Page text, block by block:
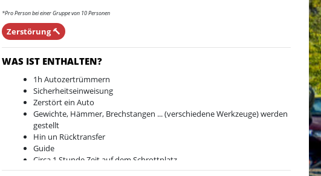
*Pro Person bei einer Gruppe von 10 Personen
Zerstörung 🔨
WAS IST ENTHALTEN?
1h Autozertrümmern
Sicherheitseinweisung
Zerstört ein Auto
Gewichte, Hämmer, Brechstangen ... (verschiedene Werkzeuge) werden
gestellt
Hin un Rücktransfer
Guide
Circa 1 Stunde Zeit auf dem Schrottplatz